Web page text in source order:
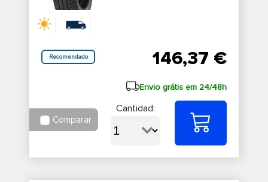
Recomendado 146,37 €
Envio grátis em 24/48h
Comparar
Cantidad: